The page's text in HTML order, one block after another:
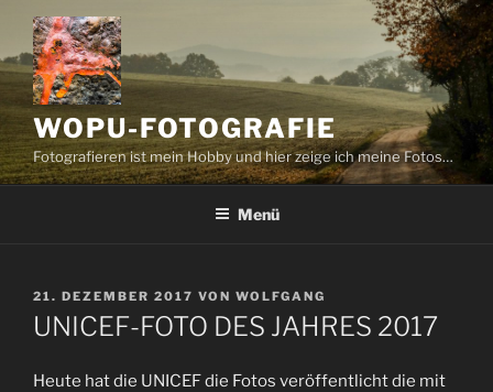
Inhalt
springen
WOPU-FOTOGRAFIE
Fotografieren ist mein Hobby und hier zeige ich meine Fotos…
Menü
VERÖFFENTLICHT
AM
21. DEZEMBER 2017 VON WOLFGANG
UNICEF-FOTO DES JAHRES 2017
Heute hat die UNICEF die Fotos veröffentlicht die mit